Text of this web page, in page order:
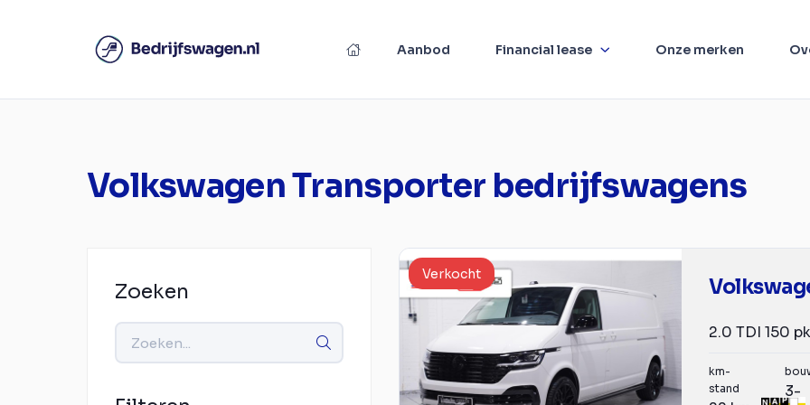
Aanbod Financial lease Onze merken
Volkswagen Transporter bedrijfswagens
Zoeken
Verkocht
km-
stand
3-